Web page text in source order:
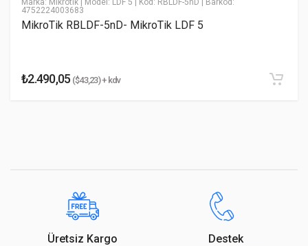
* Yorumunuz
4752224003683
MikroTik RBLDF-5nD- MikroTik LDF 5
₺2.490,05 ($43,23) + kdv
Üretsiz Kargo Destek